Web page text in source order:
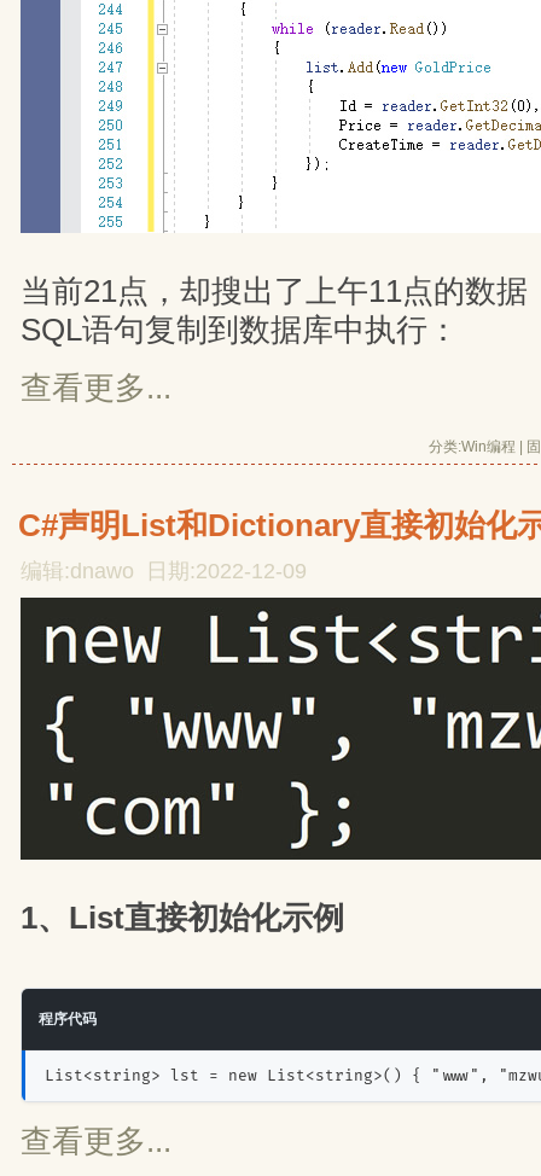
当前21点，却搜出了上午11点的数据
SQL语句复制到数据库中执行：
查看更多...
分类:Win编程
C#声明List和Dictionary直接初始化
编辑:dnawo 日期:2022-12-09
1、List直接初始化示例
程序代码
List<string> lst = new List<string>() { "www",
查看更多...